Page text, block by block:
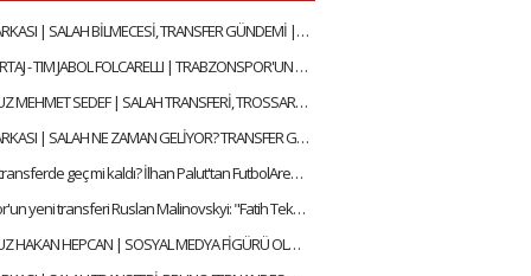
SAVUNMA ARKASI | SALAH BİLMECESİ, TRANSFER GÜNDEMİ | MEHMET AYAN, GÖKHAN DİNÇ
ÖZEL RÖPORTAJ - TIM JABOL FOLCARELLI | TRABZONSPOR'UN BU SEZONKİ HEDEFLERİ, FATİH TEKKE, SAÇ TARZI
KONUĞUMUZ MEHMET SEDEF | SALAH TRANSFERİ, TROSSARD, BEŞİKTAŞ'IN DURUMU | SELEN İLE ALFA SOHBET
SAVUNMA ARKASI | SALAH NE ZAMAN GELİYOR? TRANSFER GÜNDEMİ | MEHMET AYAN, GÖKHAN DİNÇ
Konyaspor transferde geç mi kaldı? İlhan Palut'tan FutbolArena'ya özel açıklamalar
Trabzonspor'un yeni transferi Ruslan Malinovskyi: "Fatih Tekke ile birlikte çalışmaktan mutluyum"
KONUĞUMUZ HAKAN HEPCAN | SOSYAL MEDYA FİGÜRÜ OLMAK, AZİZ YILDIRIM & ALİ KOÇ | SELEN İLE ALFA SOHBET